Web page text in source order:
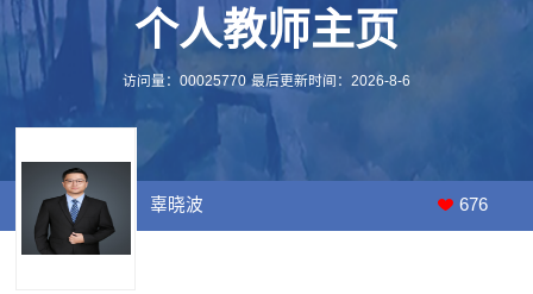
科学研究
教学研究
个人教师主页
访问量： 00025770 最后更新时间： 2026-8-6
辜晓波 676